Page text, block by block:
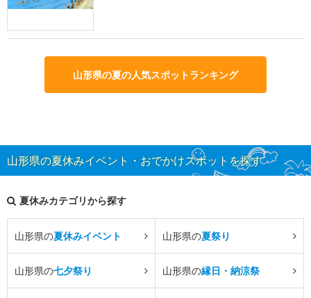
山形県の夏の人気スポットランキング
山形県の夏休みイベント・おでかけスポットを探す
夏休みカテゴリから探す
山形県の夏休みイベント 山形県の夏祭り
山形県の七夕祭り 山形県の縁日・納涼祭